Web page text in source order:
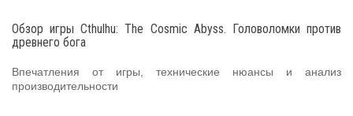
Обзор игры Cthulhu: The Cosmic Abyss. Головоломки против
древнего бога
Впечатления от игры, технические нюансы и анализ
производительности